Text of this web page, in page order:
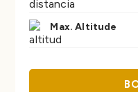
Max. Altitude